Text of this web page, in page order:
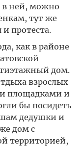
в ней, можно
тут же
протеста.
как в районе
дом.
взрослых
площадками и
бы посидеть
дедушки и
дом с
территорией,